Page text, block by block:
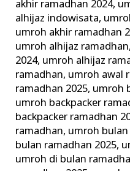
akhir ramadhan 2024,
alhijaz indowisata,
umroh akhir ramadhan
umroh alhijaz ramadhan,
2024, umroh alhijaz
ramadhan, umroh awal
ramadhan 2025, umroh
umroh backpacker
backpacker ramadhan
ramadhan, umroh
bulan ramadhan 2025,
umroh di bulan